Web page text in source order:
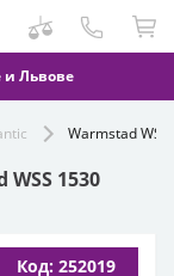
Львове
Warmstad
1530
Код: 252019